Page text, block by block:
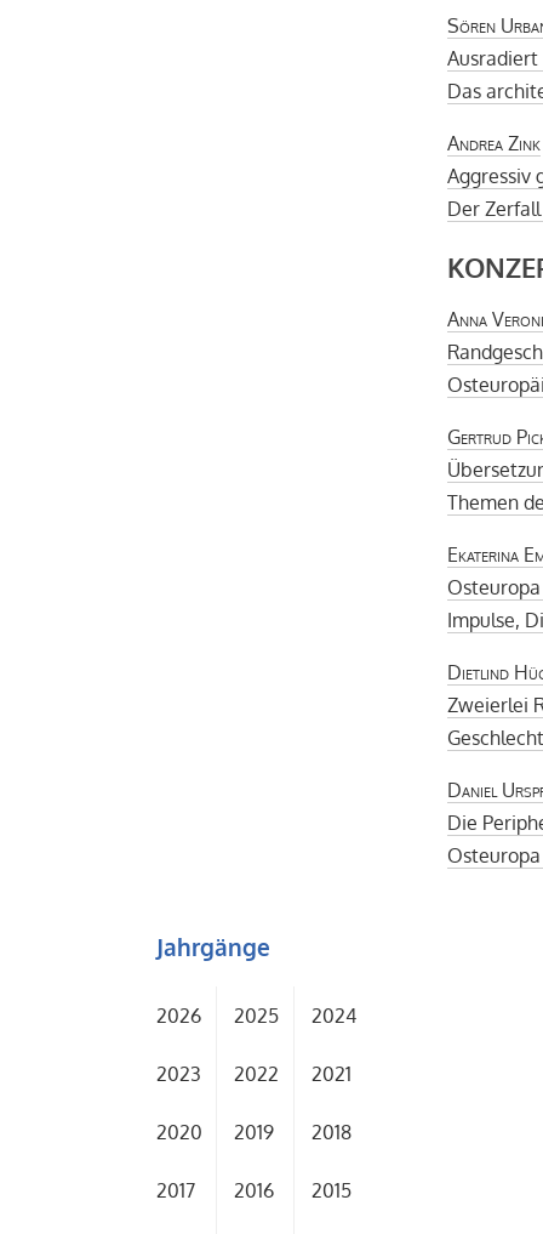
Sören
Das
Andrea Zink
Aggressiv
Der
Anna
Gertrud
Themen
Ekaterina
Impulse,
Dietlind
Zweierlei
Daniel
Die
Jahrgänge
2026 2025 2024
2023 2022 2021
2020 2019 2018
2017 2016 2015